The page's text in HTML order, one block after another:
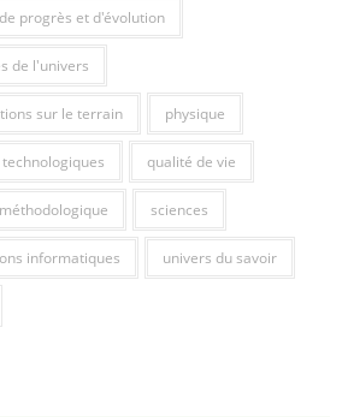
progrès et d'évolution
de l'univers
sur le terrain physique
qualité de vie
sciences
informatiques univers du savoir